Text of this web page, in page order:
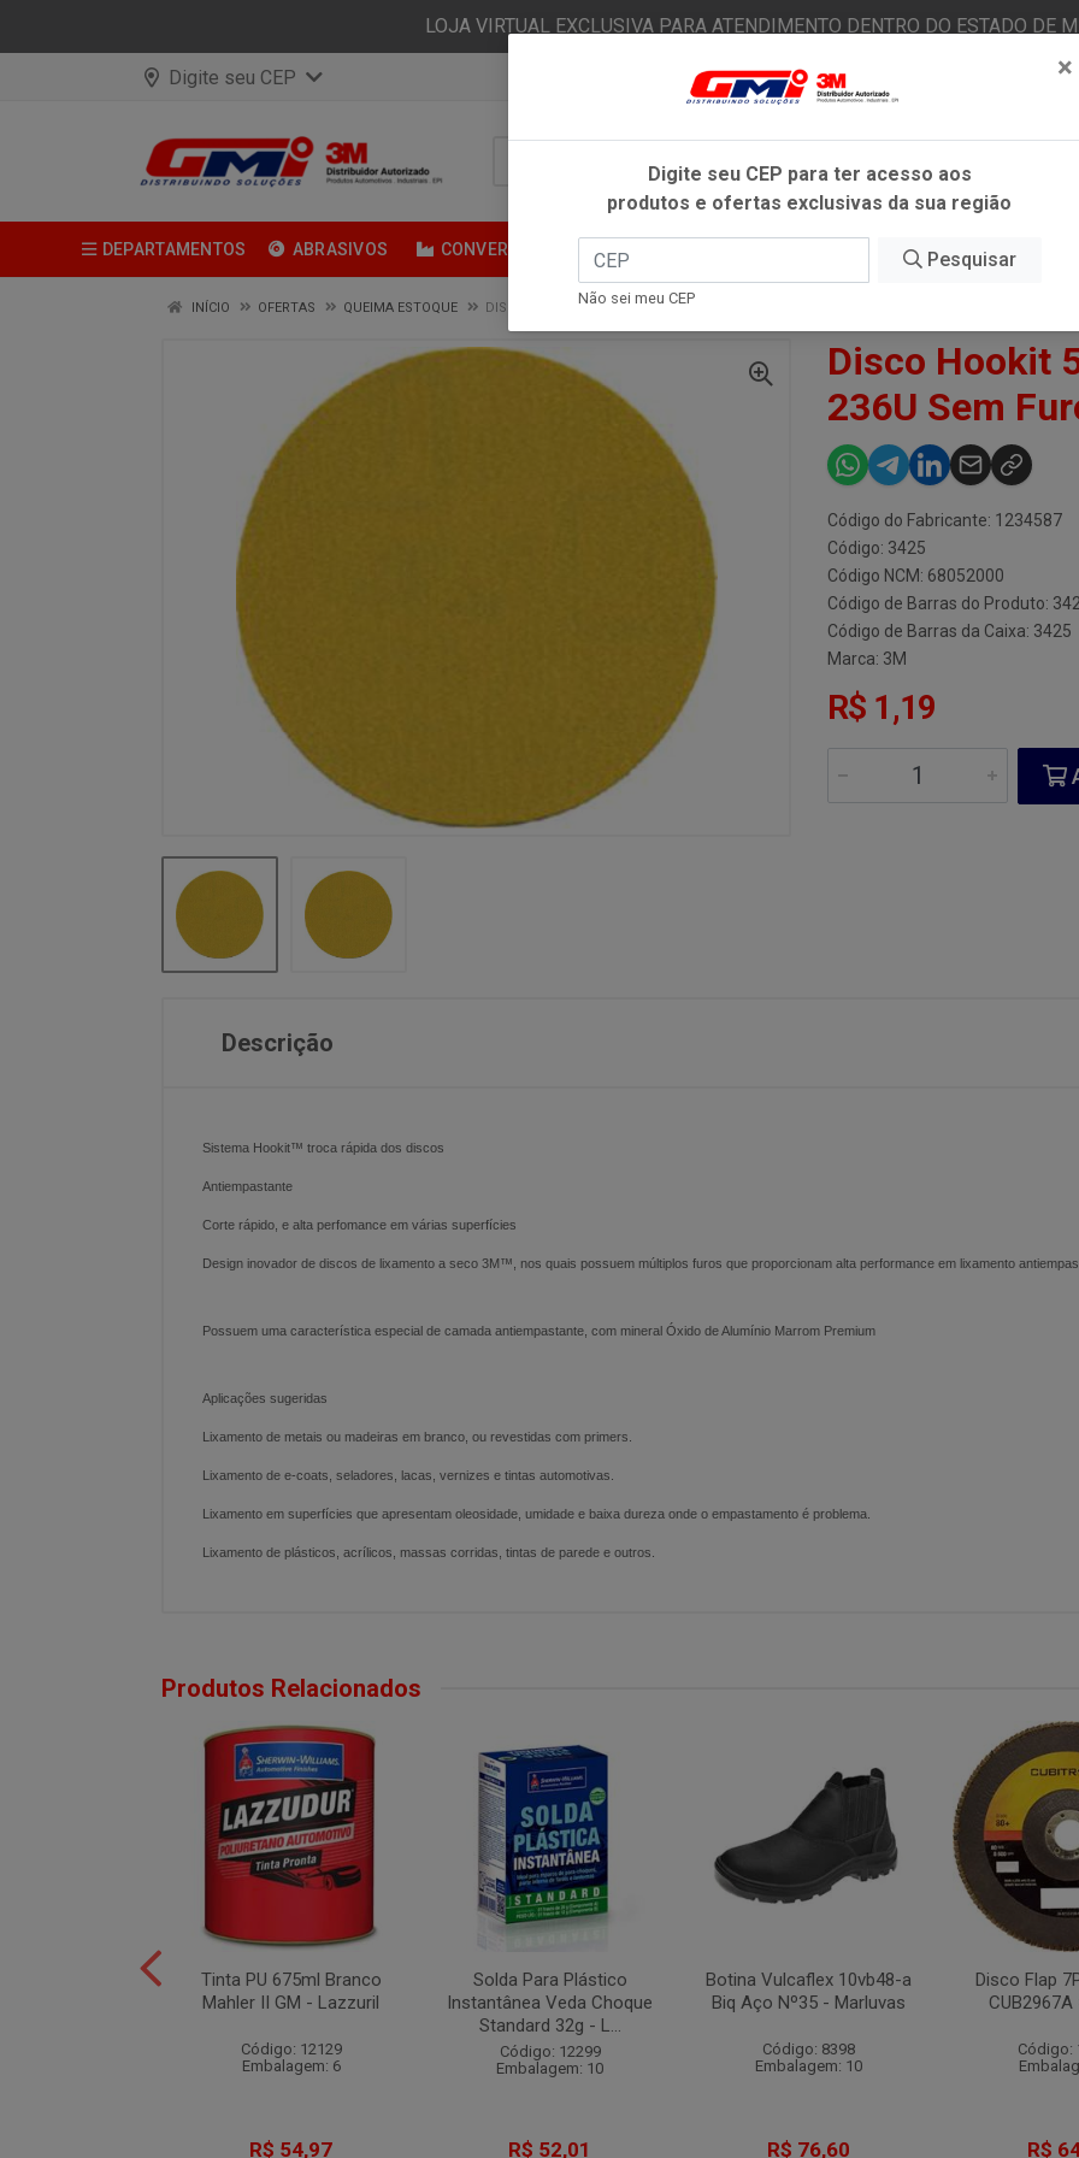
LOJA VIRTUAL EXCLUSIVA PARA ATENDIMENTO DENTRO DO ESTADO DE
Digite seu CEP Já é cliente? - Entrar
DEPARTAMENTOS ABRASIVOS CONVERSÃO FITAS ADESIVAS ESTÉTICA AUTOMOTIVA
INÍCIO OFERTAS QUEIMA ESTOQUE DISCO HOOKIT 5POL 127MM OURO 236U SEM FURO #800 - 3M
Disco Hookit
236U Sem
Código do Fabricante: 1234587
Código: 3425
Código NCM: 68052000
Código de Barras do Produto:
Código de Barras da Caixa: 3425
Marca: 3M
R$ 1,19
Descrição
Sistema Hookit™ troca rápida dos discos
Antiempastante
Corte rápido, e alta perfomance em várias superfícies
Design inovador de discos de lixamento a seco 3M™, nos quais possuem múltiplos furos que proporcionam alta performance em lixamento
Possuem uma característica especial de camada antiempastante, com mineral Óxido de Alumínio Marrom Premium
Aplicações sugeridas
Lixamento de metais ou madeiras em branco, ou revestidas com primers.
Lixamento de e-coats, seladores, lacas, vernizes e tintas automotivas.
Lixamento em superfícies que apresentam oleosidade, umidade e baixa dureza onde o empastamento é problema.
Lixamento de plásticos, acrílicos, massas corridas, tintas de parede e outros.
Produtos Relacionados
Tinta PU 675ml Branco
Mahler II GM - Lazzuril
Código: 12129
Embalagem: 6
R$ 54,97
Solda Para Plástico
Instantânea Veda Choque
Standard 32g - L...
Código: 12299
Embalagem: 10
R$ 52,01
Botina Vulcaflex 10vb48-a
Biq Aço Nº35 - Marluvas
Código: 8398
Embalagem: 10
R$ 76,60
Disco Flap
Código:
R$
×
Digite seu CEP para ter acesso aos
produtos e ofertas exclusivas da sua região
Pesquisar
Não sei meu CEP